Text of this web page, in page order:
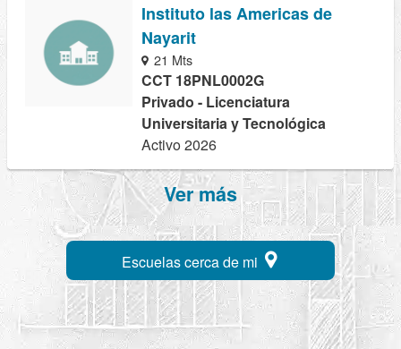
Instituto las Americas de
Nayarit
21 Mts
CCT 18PNL0002G
Privado - Licenciatura
Universitaria y Tecnológica
Activo 2026
Ver más
Escuelas cerca de mi